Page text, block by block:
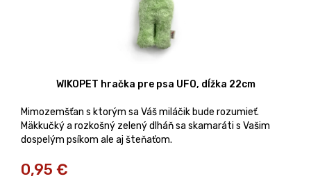
WIKOPET hračka pre psa UFO, dĺžka 22cm
Mimozemšťan s ktorým sa Váš miláčik bude rozumieť.
Mäkkučký a rozkošný zelený dlháň sa skamaráti s Vašim
dospelým psíkom ale aj šteňaťom.
0,95 €